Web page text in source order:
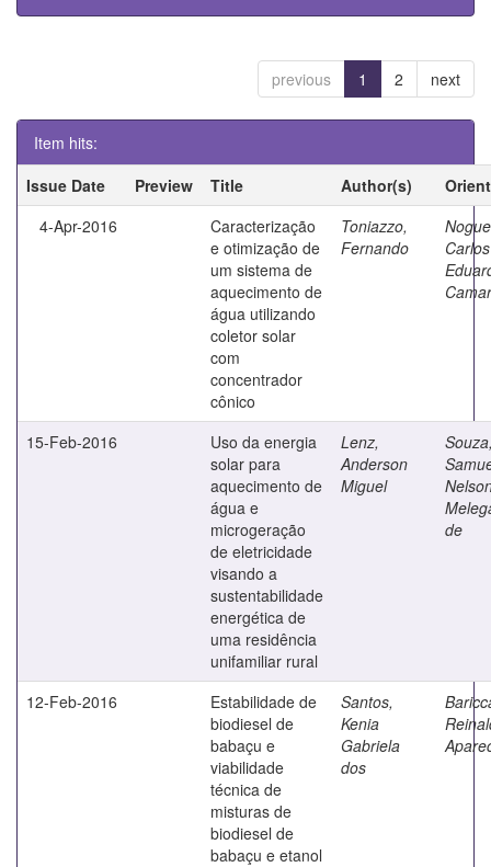
previous 1 2 next
Item hits:
Issue Date
Preview Title Author(s)
4-Apr-2016
Caracterização
e otimização de
um sistema de
aquecimento de
água utilizando
coletor solar
com
concentrador
cônico
Toniazzo,
Fernando
Carlos
15-Feb-2016
Uso da energia
solar para
aquecimento de
água e
microgeração
de eletricidade
visando a
sustentabilidade
energética de
uma residência
unifamiliar rural
Lenz,
Anderson
Miguel
de
12-Feb-2016
Estabilidade de
biodiesel de
babaçu e
viabilidade
técnica de
misturas de
biodiesel de
babaçu e etanol
Santos,
Kenia
Gabriela
dos